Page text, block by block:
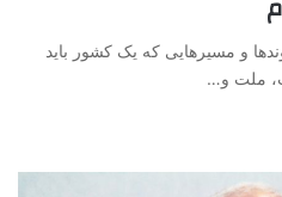
و مسیرهایی که یک کشور باید
ملت و…